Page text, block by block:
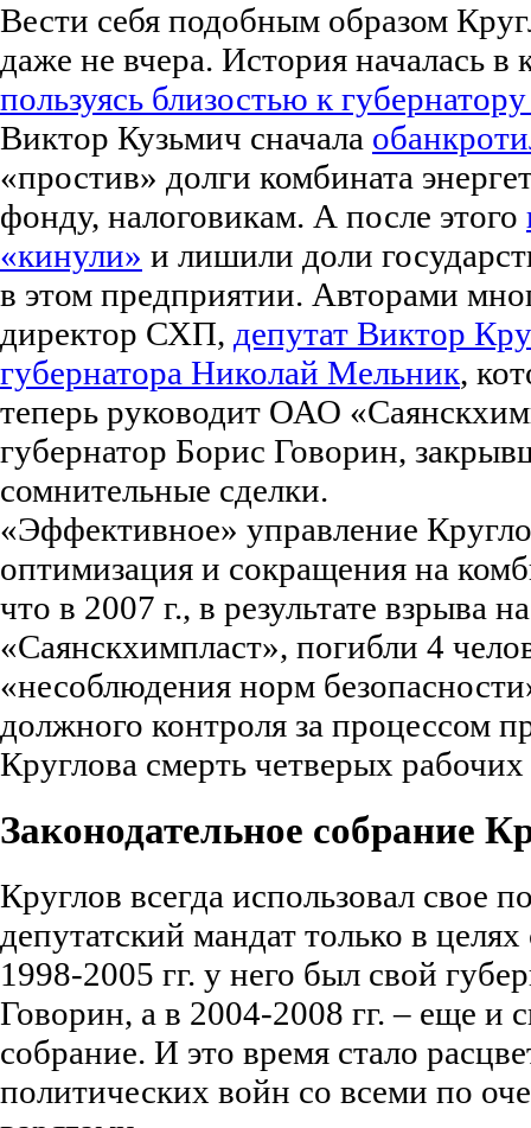
Вести себя подобным образом
даже не вчера. История началась в
пользуясь близостью к
Виктор Кузьмич сначала
«простив» долги комбината
фонду, налоговикам. А после этого
«кинули» и лишили доли
в этом предприятии. Авторами
директор СХП, депутат Виктор
губернатора Николай Мельник,
теперь руководит ОАО
губернатор Борис Говорин,
сомнительные сделки.
«Эффективное» управление
оптимизация и сокращения на
что в 2007 г., в результате взрыва
«Саянскхимпласт», погибли 4
«несоблюдения норм
должного контроля за процессом
Круглова смерть четверых
Законодательное собрание
Круглов всегда использовал свое
депутатский мандат только в
1998-2005 гг. у него был свой
Говорин, а в 2004-2008 гг. – еще и
собрание. И это время стало
политических войн со всеми по